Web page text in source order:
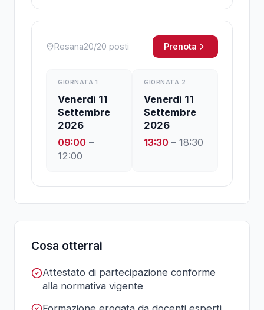
Resana20/20 posti Prenota
GIORNATA 1
Venerdì 11
Settembre
2026
09:00 –
12:00
GIORNATA 2
Venerdì 11
Settembre
2026
13:30 – 18:30
Cosa otterrai
Attestato di partecipazione conforme
alla normativa vigente